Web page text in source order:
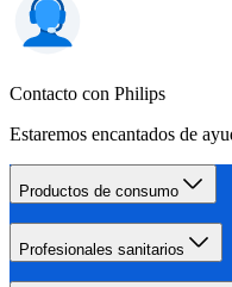
Contacto con Philips
Estaremos encantados de
Productos de consumo
Profesionales sanitarios